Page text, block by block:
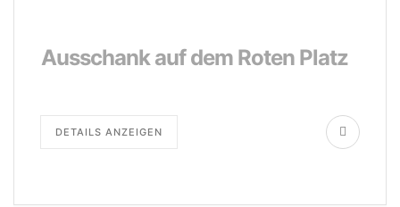
Ausschank auf dem Roten Platz
DETAILS ANZEIGEN